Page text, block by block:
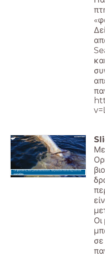
Οι φάλαινες που μεταναστεύουν παγιδεύονται σε δίχτυα και
καλάθια.
Οι
σε